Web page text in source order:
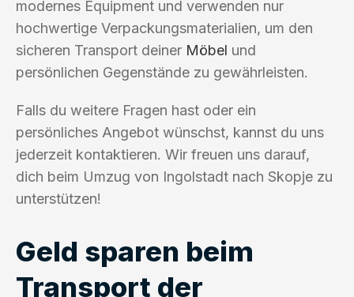
modernes Equipment und verwenden nur
hochwertige Verpackungsmaterialien, um den
sicheren Transport deiner Möbel und
persönlichen Gegenstände zu gewährleisten.
Falls du weitere Fragen hast oder ein
persönliches Angebot wünschst, kannst du uns
jederzeit kontaktieren. Wir freuen uns darauf,
dich beim Umzug von Ingolstadt nach Skopje zu
unterstützen!
Geld sparen beim
Transport der